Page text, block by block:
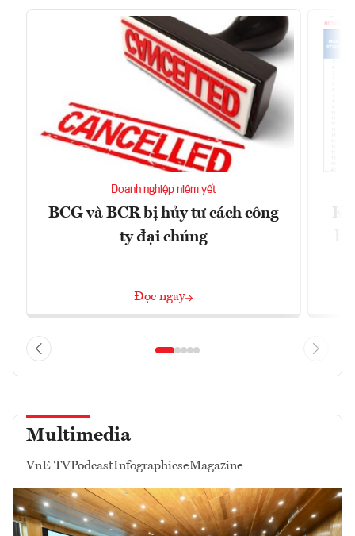
Doanh nghiệp niêm yết
BCG và BCR bị hủy tư cách công
ty đại chúng
Đọc ngay
Multimedia
VnE TVPodcastInfographicseMagazine